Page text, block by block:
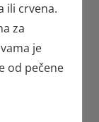
ili crvena.
za
je
od pečene